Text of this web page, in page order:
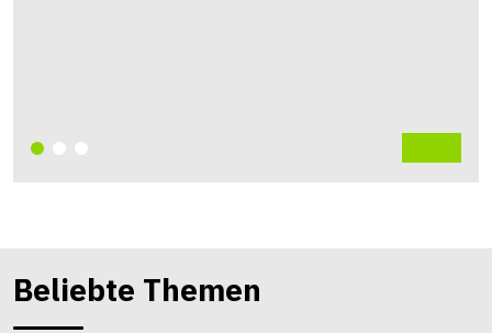
Beliebte Themen